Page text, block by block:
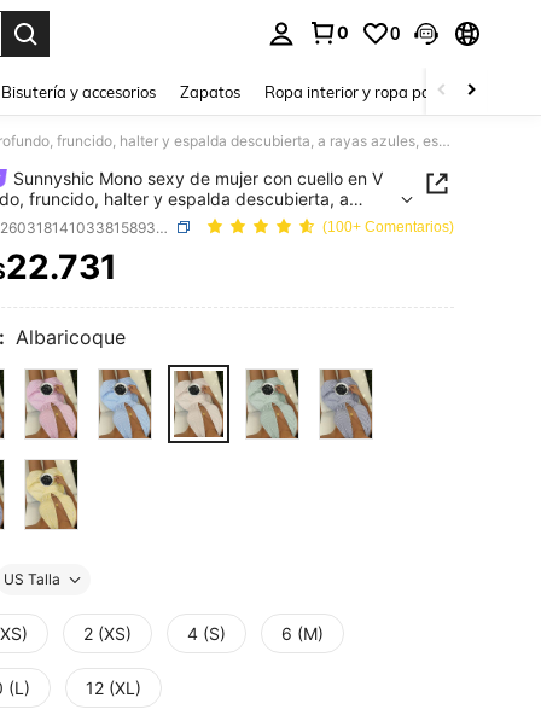
0 0
Bisutería y accesorios Zapatos Ropa interior y ropa para dormir
Sunnyshic Mono sexy de mujer con cuello en V profundo, fruncido, halter y espalda descubierta, a rayas azules, estilo elegante de vacaciones al estilo europeo y americano
Sunnyshic Mono sexy de mujer con cuello en V
fruncido, halter y espalda descubierta, a
estilo elegante de vacaciones al estilo
y americano
SKU: sz260318141033815893320 (100+ Comentarios)
AND AVAILABILITY
22.731
Albaricoque
US Talla
2 (XS) 4 (S) 6 (M)
(L) 12 (XL)